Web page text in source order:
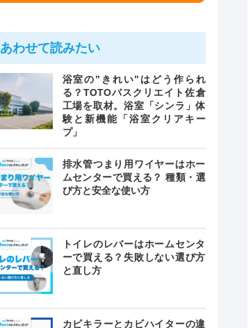
あわせて読みたい
浴室の”きれい”はどう作られ
る？TOTOバスクリエイト佐倉
工場を取材。浴室「シンラ」体
験と新機能「浴室クリアキー
プ」
排水管つまり用ワイヤーはホー
ムセンターで買える？ 種類・選
び方と安全な使い方
トイレのレバーはホームセンタ
ーで買える？失敗しない選び方
と直し方
カビキラーとカビハイターの違